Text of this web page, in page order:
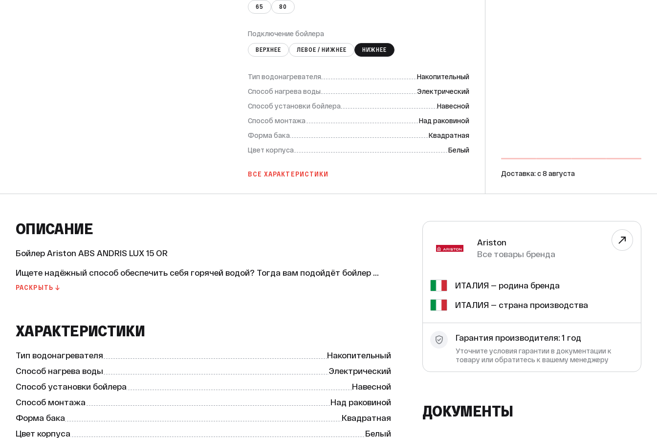
65 80
Подключение бойлера
ВЕРХНЕЕ ЛЕВОЕ / НИЖНЕЕ НИЖНЕЕ
Тип водонагревателя
Накопительный
Способ нагрева воды
Электрический
Способ установки бойлера
Навесной
Способ монтажа
Над раковиной
Форма бака
Квадратная
Цвет корпуса
Белый
ВСЕ ХАРАКТЕРИСТИКИ Доставка: c 8 августа
ОПИСАНИЕ
Бойлер Ariston ABS ANDRIS LUX 15 OR
Ищете надёжный способ обеспечить себя горячей водой? Тогда вам подойдёт бойлер
Ariston ABS ANDRIS LUX 15 OR. Этот накопительный водонагреватель обеспечит вас
горячей водой в любое время.
* Способ нагрева воды: электрический;
* Форма бака: плоский;
* Объём: 15 литров;
* Вид ТЭНа: мокрый;
* Подключение бойлера: нижнее;
* Ширина: 360 мм;
* Глубина: 346 мм.
РАСКРЫТЬ ↓
ХАРАКТЕРИСТИКИ
Тип водонагревателя
Накопительный
Способ нагрева воды
Электрический
Способ установки бойлера
Навесной
Способ монтажа
Над раковиной
Форма бака
Квадратная
Цвет корпуса
Белый
Ariston
Все товары бренда
ИТАЛИЯ — родина бренда
ИТАЛИЯ — страна производства
Гарантия производителя: 1 год
Уточните условия гарантии в документации к
товару или обратитесь к вашему менеджеру
ДОКУМЕНТЫ